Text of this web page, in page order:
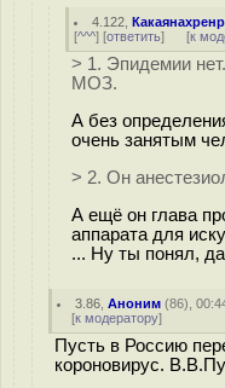
4.122 ,
[^^^] [ответить] [к
> 1. Эпидемии
МОЗ.
А без
очень занятым
> 2. Он
А ещё он глава
аппарата для
... Ну ты понял,
3.86 ,Аноним (86),
[к модератору]
Пусть в Россию
короновирус.